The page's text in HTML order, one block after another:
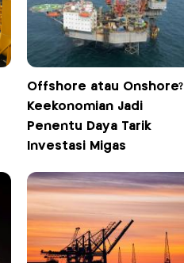
Offshore atau Onshore?
Keekonomian Jadi
Penentu Daya Tarik
Investasi Migas